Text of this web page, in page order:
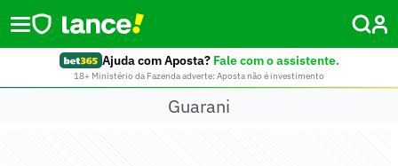
Ajuda com Aposta? Fale com o assistente.
18+ Ministério da Fazenda adverte: Aposta não é investimento
Guarani